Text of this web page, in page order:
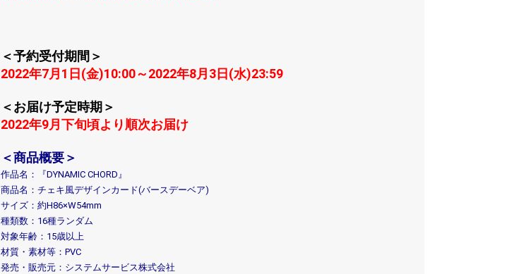
＜予約受付期間＞
2022年7月1日(金)10:00～2022年8月3日(水)23:59
＜お届け予定時期＞
2022年9月下旬頃より順次お届け
＜商品概要＞
作品名：『DYNAMIC CHORD』
商品名：チェキ風デザインカード(バースデーベア)
サイズ：約H86×W54mm
種類数：16種ランダム
対象年齢：15歳以上
材質・素材等：PVC
発売・販売元：システムサービス株式会社